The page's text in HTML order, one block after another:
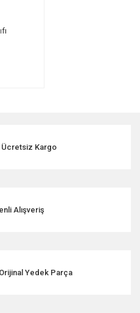
Ücretsiz Kargo
Alışveriş
Yedek Parça